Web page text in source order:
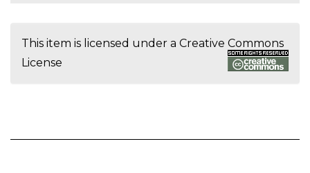
This item is licensed under a Creative Commons
License